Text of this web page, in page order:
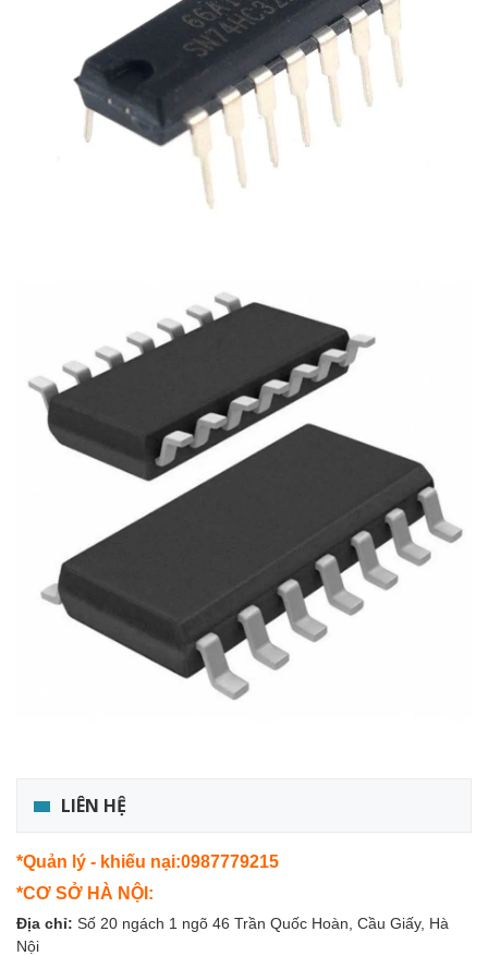
LIÊN HỆ
*Quản lý - khiếu nại:0987779215
*CƠ SỞ HÀ NỘI:
Địa chỉ: Số 20 ngách 1 ngõ 46 Trần Quốc Hoàn, Cầu Giấy, Hà
Nội